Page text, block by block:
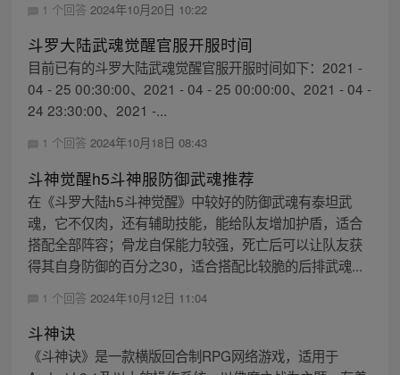
1 个回答 2024年10月20日 10:22
斗罗大陆武魂觉醒官服开服时间
目前已有的斗罗大陆武魂觉醒官服开服时间如下：2021 -
04 - 25 00:30:00、2021 - 04 - 25 00:00:00、2021 - 04 -
24 23:30:00、2021 -...
1 个回答 2024年10月18日 08:43
斗神觉醒h5斗神服防御武魂推荐
在《斗罗大陆h5斗神觉醒》中较好的防御武魂有泰坦武
魂，它不仅肉，还有辅助技能，能给队友增加护盾，适合
搭配全部阵容；骨龙自保能力较强，死亡后可以让队友获
得其自身防御的百分之30，适合搭配比较脆的后排武魂...
1 个回答 2024年10月12日 11:04
斗神诀
《斗神诀》是一款横版回合制RPG网络游戏，适用于